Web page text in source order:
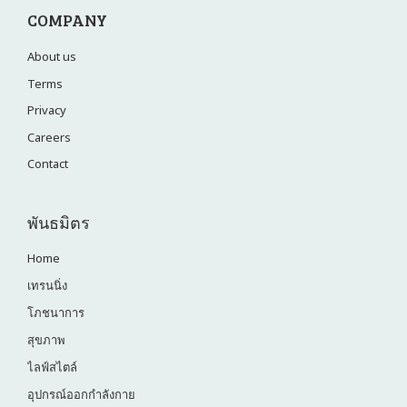
COMPANY
About us
Terms
Privacy
Careers
Contact
พันธมิตร
Home
เทรนนิ่ง
โภชนาการ
สุขภาพ
ไลฟ์สไตล์
อุปกรณ์ออกกำลังกาย